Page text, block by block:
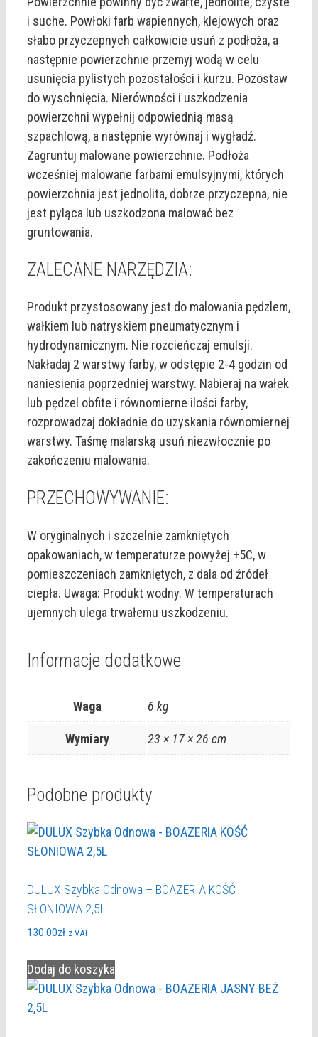
i suche. Powłoki farb wapiennych, klejowych oraz
słabo przyczepnych całkowicie usuń z podłoża, a
następnie powierzchnie przemyj wodą w celu
usunięcia pylistych pozostałości i kurzu. Pozostaw
do wyschnięcia. Nierówności i uszkodzenia
powierzchni wypełnij odpowiednią masą
szpachlową, a następnie wyrównaj i wygładź.
Zagruntuj malowane powierzchnie. Podłoża
wcześniej malowane farbami emulsyjnymi, których
powierzchnia jest jednolita, dobrze przyczepna, nie
jest pyląca lub uszkodzona malować bez
gruntowania.
ZALECANE NARZĘDZIA:
Produkt przystosowany jest do malowania pędzlem,
wałkiem lub natryskiem pneumatycznym i
hydrodynamicznym. Nie rozcieńczaj emulsji.
Nakładaj 2 warstwy farby, w odstępie 2-4 godzin od
naniesienia poprzedniej warstwy. Nabieraj na wałek
lub pędzel obfite i równomierne ilości farby,
rozprowadzaj dokładnie do uzyskania równomiernej
warstwy. Taśmę malarską usuń niezwłocznie po
zakończeniu malowania.
PRZECHOWYWANIE:
W oryginalnych i szczelnie zamkniętych
opakowaniach, w temperaturze powyżej +5C, w
pomieszczeniach zamkniętych, z dala od źródeł
ciepła. Uwaga: Produkt wodny. W temperaturach
ujemnych ulega trwałemu uszkodzeniu.
Informacje dodatkowe
Waga 6 kg
Wymiary 23 × 17 × 26 cm
Podobne produkty
DULUX Szybka Odnowa – BOAZERIA KOŚĆ
SŁONIOWA 2,5L
130.00zł z VAT
Dodaj do koszyka